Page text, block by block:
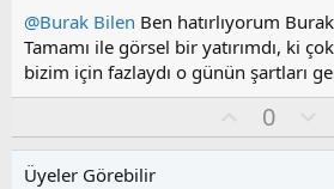
z
y
l
@Burak Bilen Ben hatırlıyorum
Tamamı ile görsel bir yatırımdı, ki
bizim için fazlaydı o günün şartları
y
0
l
Üyeler Görebilir